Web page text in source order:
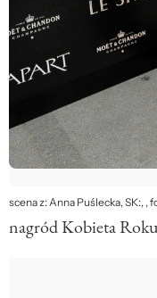
scena z: Anna Puślecka, SK:,
nagród Kobieta